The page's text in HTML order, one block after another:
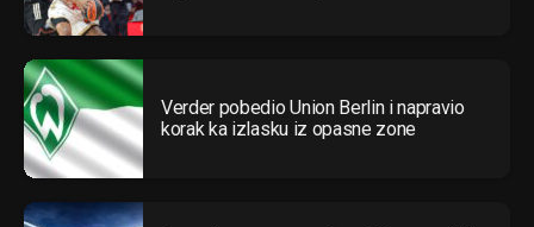
Verder pobedio Union Berlin i napravio
korak ka izlasku iz opasne zone